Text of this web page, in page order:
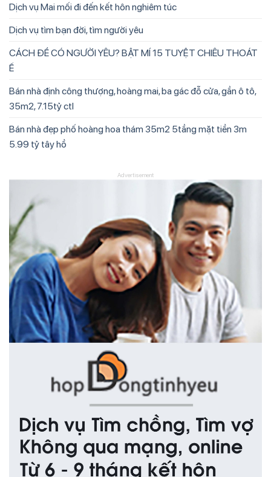
Dịch vụ Mai mối đi đến kết hôn nghiêm túc
Dịch vụ tìm bạn đời, tìm người yêu
CÁCH ĐỂ CÓ NGƯỜI YÊU? BẬT MÍ 15 TUYỆT CHIÊU THOÁT
Ế
Bán nhà định công thượng, hoàng mai, ba gác đỗ cửa, gần ô tô,
35m2, 7.15tỷ ctl
Bán nhà đẹp phố hoàng hoa thám 35m2 5tầng mặt tiền 3m
5.99 tỷ tây hồ
Advertisement